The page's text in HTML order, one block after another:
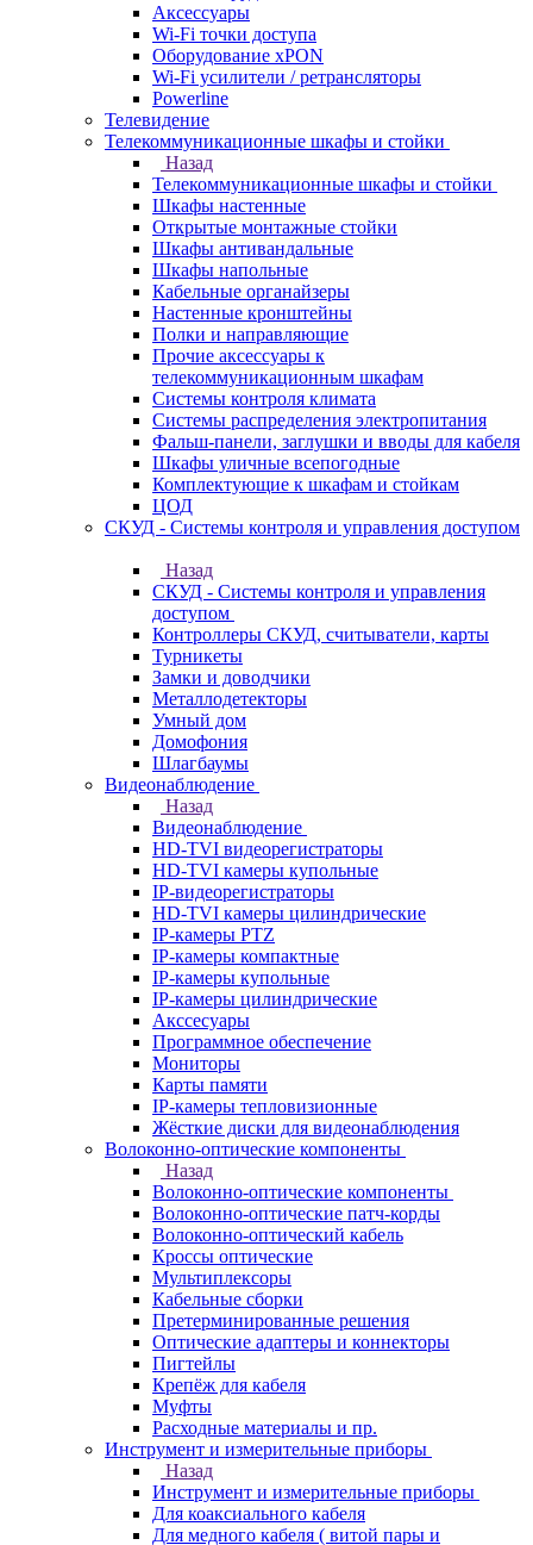
Аксессуары
Wi-Fi точки доступа
Оборудование хPON
Wi-Fi усилители / ретрансляторы
Powerline
Телевидение
Телекоммуникационные шкафы и стойки
Назад
Телекоммуникационные шкафы и стойки
Шкафы настенные
Открытые монтажные стойки
Шкафы антивандальные
Шкафы напольные
Кабельные органайзеры
Настенные кронштейны
Полки и направляющие
Прочие аксессуары к
телекоммуникационным шкафам
Системы контроля климата
Системы распределения электропитания
Фальш-панели, заглушки и вводы для кабеля
Шкафы уличные всепогодные
Комплектующие к шкафам и стойкам
ЦОД
СКУД - Системы контроля и управления доступом
Назад
СКУД - Системы контроля и управления
доступом
Контроллеры СКУД, считыватели, карты
Турникеты
Замки и доводчики
Металлодетекторы
Умный дом
Домофония
Шлагбаумы
Видеонаблюдение
Назад
Видеонаблюдение
HD-TVI видеорегистраторы
HD-TVI камеры купольные
IP-видеорегистраторы
HD-TVI камеры цилиндрические
IP-камеры PTZ
IP-камеры компактные
IP-камеры купольные
IP-камеры цилиндрические
Акссесуары
Программное обеспечение
Мониторы
Карты памяти
IP-камеры тепловизионные
Жёсткие диски для видеонаблюдения
Волоконно-оптические компоненты
Назад
Волоконно-оптические компоненты
Волоконно-оптические патч-корды
Волоконно-оптический кабель
Кроссы оптические
Мультиплексоры
Кабельные сборки
Претерминированные решения
Оптические адаптеры и коннекторы
Пигтейлы
Крепёж для кабеля
Муфты
Расходные материалы и пр.
Инструмент и измерительные приборы
Назад
Инструмент и измерительные приборы
Для коаксиального кабеля
Для медного кабеля ( витой пары и